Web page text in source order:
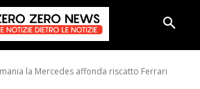
la Mercedes affonda riscatto Ferrari